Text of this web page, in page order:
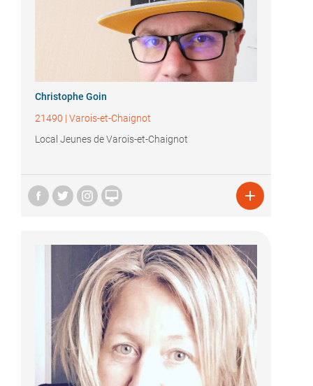
Christophe Goin
21490 | Varois-et-Chaignot
Local Jeunes de Varois-et-Chaignot
 